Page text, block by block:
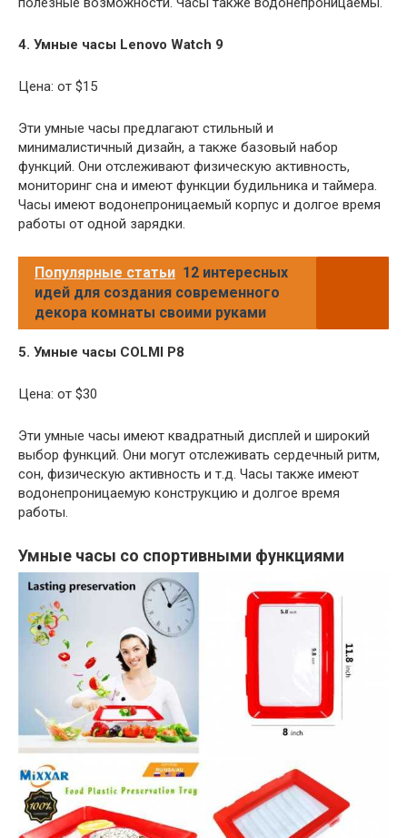
4. Умные часы Lenovo Watch 9
Цена: от $15
Эти умные часы предлагают стильный и
минималистичный дизайн, а также базовый набор
функций. Они отслеживают физическую активность,
мониторинг сна и имеют функции будильника и таймера.
Часы имеют водонепроницаемый корпус и долгое время
работы от одной зарядки.
Популярные статьи 12 интересных
идей для создания современного
декора комнаты своими руками
5. Умные часы COLMI P8
Цена: от $30
Эти умные часы имеют квадратный дисплей и широкий
выбор функций. Они могут отслеживать сердечный ритм,
сон, физическую активность и т.д. Часы также имеют
водонепроницаемую конструкцию и долгое время
работы.
Умные часы со спортивными функциями